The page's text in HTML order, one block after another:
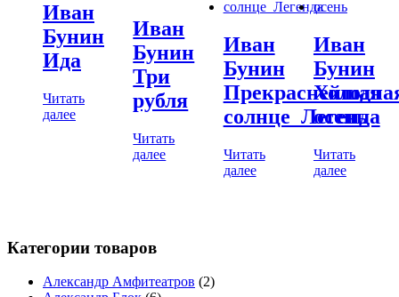
Иван
Бунин
Ида
Читать
далее
Иван
Бунин
Три
рубля
Читать
далее
Иван
Бунин
Прекраснейшая
солнце_Легенда
Читать
далее
Иван
Бунин
осень
Читать
далее
Категории товаров
Александр Амфитеатров (2)